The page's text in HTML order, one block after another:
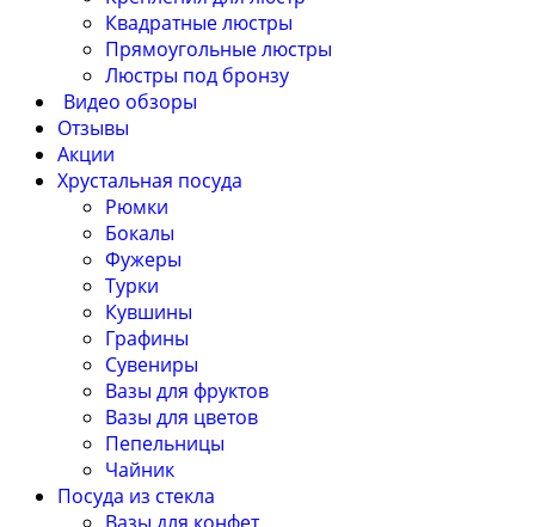
Квадратные люстры
Прямоугольные люстры
Люстры под бронзу
Видео обзоры
Отзывы
Акции
Хрустальная посуда
Рюмки
Бокалы
Фужеры
Турки
Кувшины
Графины
Сувениры
Вазы для фруктов
Вазы для цветов
Пепельницы
Чайник
Посуда из стекла